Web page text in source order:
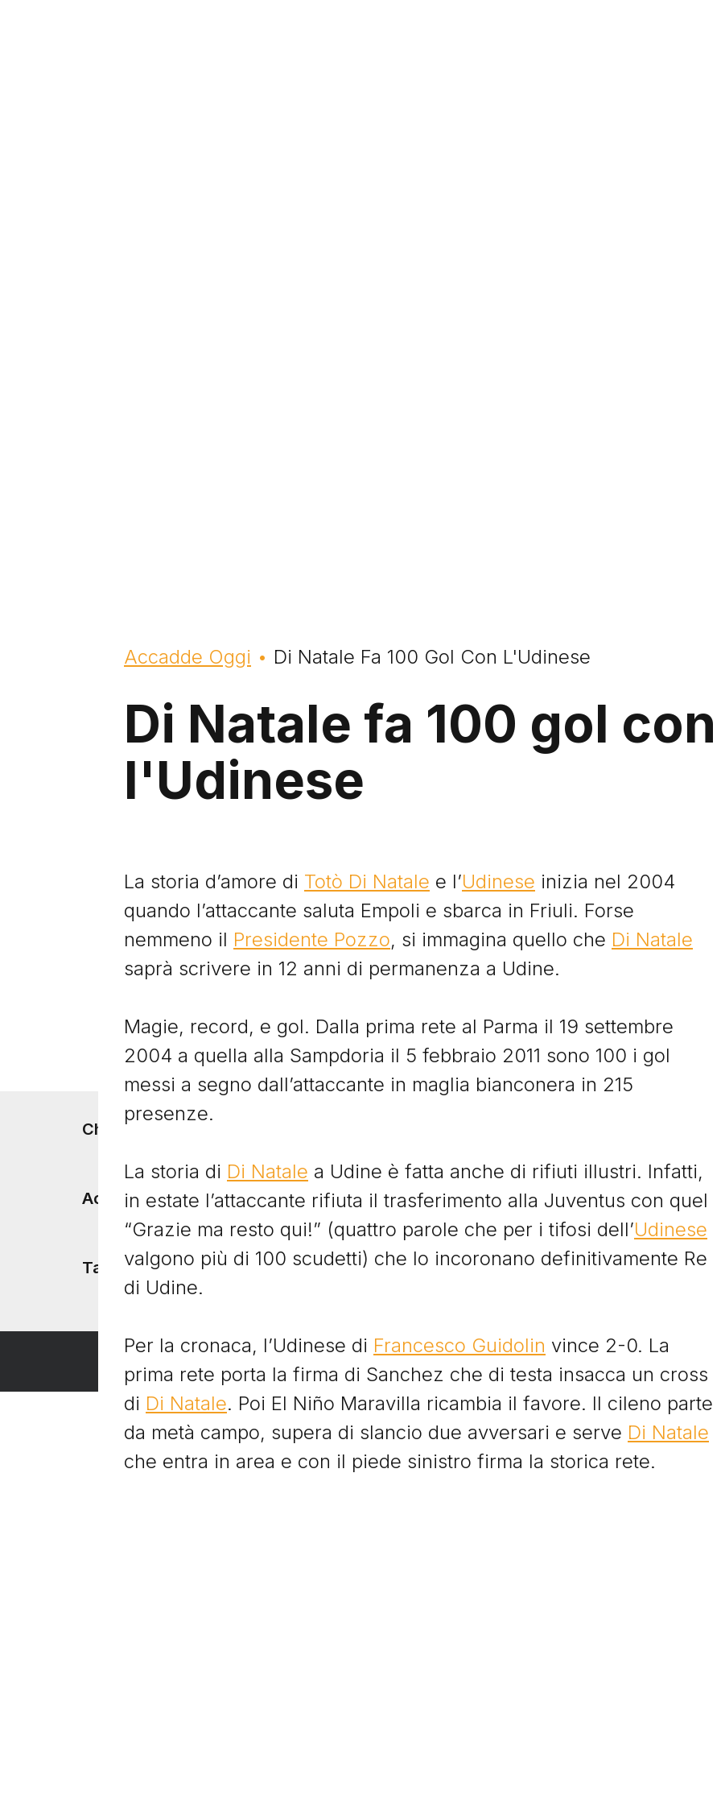
Briciole di pane
Accadde Oggi Di Natale Fa 100 Gol Con L'Udinese
Di Natale fa 100 gol con
l'Udinese
La storia d’amore di Totò Di Natale e l’Udinese inizia nel 2004
quando l’attaccante saluta Empoli e sbarca in Friuli. Forse
nemmeno il Presidente Pozzo, si immagina quello che Di Natale
saprà scrivere in 12 anni di permanenza a Udine.
Magie, record, e gol. Dalla prima rete al Parma il 19 settembre
2004 a quella alla Sampdoria il 5 febbraio 2011 sono 100 i gol
messi a segno dall’attaccante in maglia bianconera in 215
presenze.
La storia di Di Natale a Udine è fatta anche di rifiuti illustri. Infatti,
in estate l’attaccante rifiuta il trasferimento alla Juventus con quel
“Grazie ma resto qui!” (quattro parole che per i tifosi dell’Udinese
valgono più di 100 scudetti) che lo incoronano definitivamente Re
di Udine.
Per la cronaca, l’Udinese di Francesco Guidolin vince 2-0. La
prima rete porta la firma di Sanchez che di testa insacca un cross
di Di Natale. Poi El Niño Maravilla ricambia il favore. Il cileno parte
da metà campo, supera di slancio due avversari e serve Di Natale
che entra in area e con il piede sinistro firma la storica rete.
Footer menu
Chi siamo
Accadde Oggi I Signori del Sabato
Tacchetti TV